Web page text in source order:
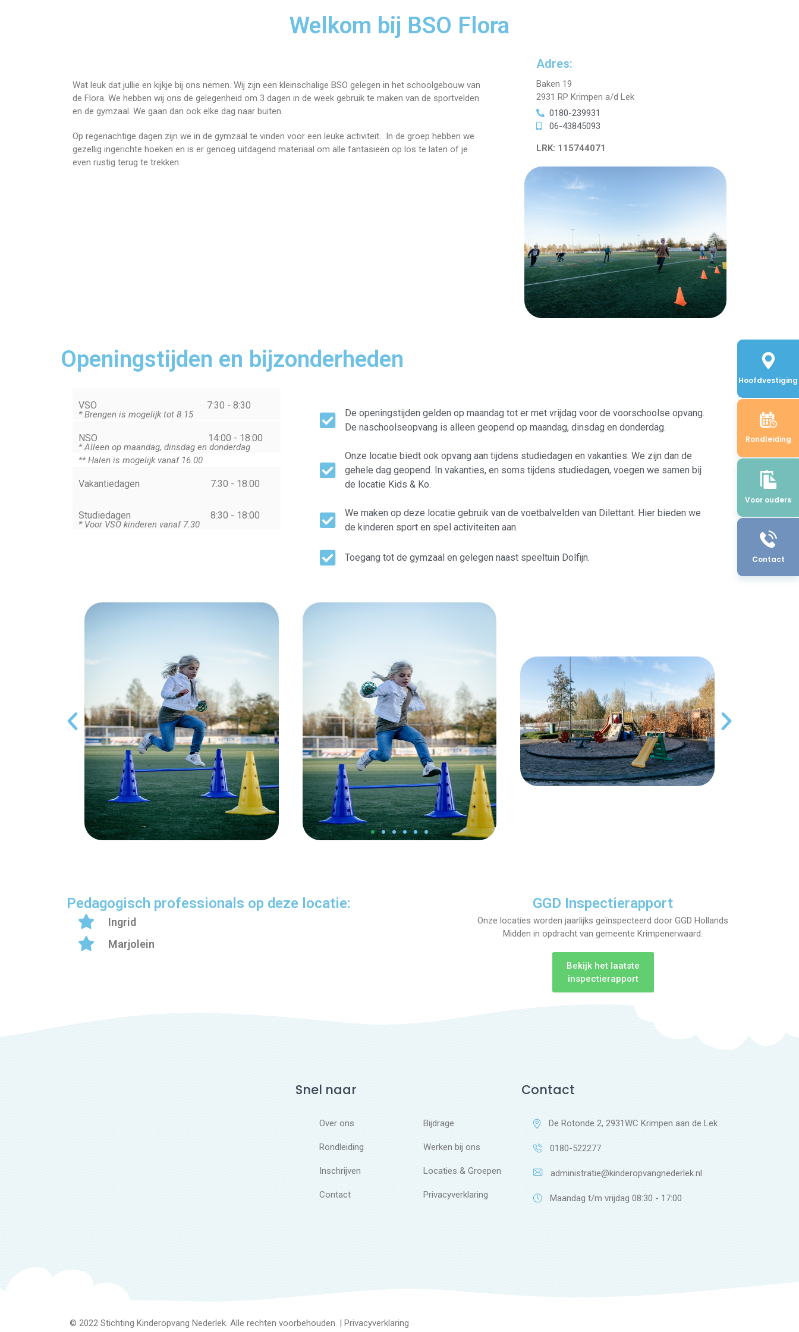
Hoofdvestiging
Rondleiding
Voor ouders
Contact
Welkom bij BSO Flora
Wat leuk dat jullie en kijkje bij ons nemen. Wij zijn een kleinschalige BSO gelegen in het schoolgebouw van
de Flora. We hebben wij ons de gelegenheid om 3 dagen in de week gebruik te maken van de sportvelden
en de gymzaal. We gaan dan ook elke dag naar buiten.
Op regenachtige dagen zijn we in de gymzaal te vinden voor een leuke activiteit. In de groep hebben we
gezellig ingerichte hoeken en is er genoeg uitdagend materiaal om alle fantasieën op los te laten of je
even rustig terug te trekken.
Adres:
Baken 19
2931 RP Krimpen a/d Lek
0180-239931
06-43845093
LRK: 115744071
Openingstijden en bijzonderheden
VSO 7:30 - 8:30
* Brengen is mogelijk tot 8.15
NSO 14:00 - 18:00
* Alleen op maandag, dinsdag en donderdag
** Halen is mogelijk vanaf 16.00
Vakantiedagen 7:30 - 18:00
Studiedagen 8:30 - 18:00
* Voor VSO kinderen vanaf 7.30
De openingstijden gelden op maandag tot er met vrijdag voor de voorschoolse opvang.
De naschoolseopvang is alleen geopend op maandag, dinsdag en donderdag.
Onze locatie biedt ook opvang aan tijdens studiedagen en vakanties. We zijn dan de
gehele dag geopend. In vakanties, en soms tijdens studiedagen, voegen we samen bij
de locatie Kids & Ko.
We maken op deze locatie gebruik van de voetbalvelden van Dilettant. Hier bieden we
de kinderen sport en spel activiteiten aan.
Toegang tot de gymzaal en gelegen naast speeltuin Dolfijn.
Pedagogisch professionals op deze locatie:
Ingrid
Marjolein
GGD Inspectierapport
Onze locaties worden jaarlijks geïnspecteerd door GGD Hollands
Midden in opdracht van gemeente Krimpenerwaard.
Bekijk het laatste
inspectierapport
Snel naar
Over ons Bijdrage
Rondleiding Werken bij ons
Inschrijven Locaties & Groepen
Contact Privacyverklaring
Contact
De Rotonde 2, 2931WC Krimpen aan de Lek
0180-522277
administratie@kinderopvangnederlek.nl
Maandag t/m vrijdag 08:30 - 17:00
© 2022 Stichting Kinderopvang Nederlek. Alle rechten voorbehouden. | Privacyverklaring